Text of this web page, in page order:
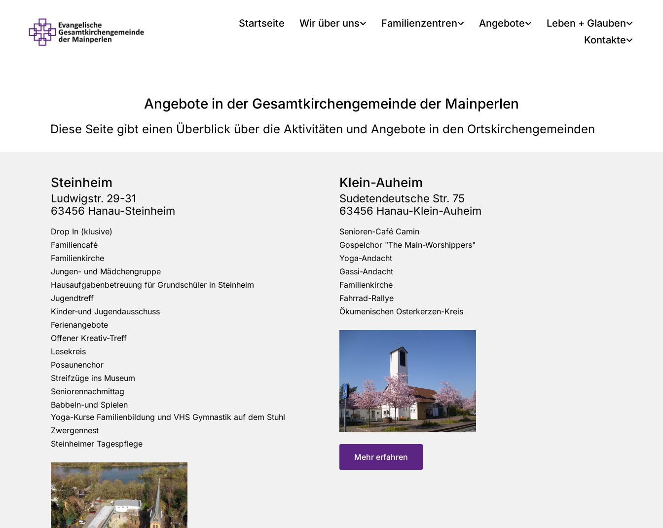
Startseite Wir über uns Familienzentren Angebote
Leben + Glauben
Kontakte
Angebote in der Gesamtkirchengemeinde der Mainperlen
Diese Seite gibt einen Überblick über die Aktivitäten und Angebote in den Ortskirchengemeinden
Steinheim
Ludwigstr. 29-31
63456 Hanau-Steinheim
Drop In (klusive)
Familiencafé
Familienkirche
Jungen- und Mädchengruppe
Hausaufgabenbetreuung für Grundschüler in Steinheim
Jugendtreff
Kinder-und Jugendausschuss
Ferienangebote
Offener Kreativ-Treff
Lesekreis
Posaunenchor
Streifzüge ins Museum
Seniorennachmittag
Babbeln-und Spielen
Yoga-Kurse Familienbildung und VHS Gymnastik auf dem Stuhl
Zwergennest
Steinheimer Tagespflege
Klein-Auheim
Sudetendeutsche Str. 75
63456 Hanau-Klein-Auheim
Senioren-Café Camin
Gospelchor "The Main-Worshippers"
Yoga-Andacht
Gassi-Andacht
Familienkirche
Fahrrad-Rallye
Ökumenischen Osterkerzen-Kreis
Mehr erfahren